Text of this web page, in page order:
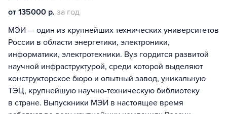
от 135000 р. за год
МЭИ — один из крупнейших технических университетов
России в области энергетики, электроники,
информатики, электротехники. Вуз гордится развитой
научной инфраструктурой, среди которой выделяют
конструкторское бюро и опытный завод, уникальную
ТЭЦ, крупнейшую научно-техническую библиотеку
в стране. Выпускники МЭИ в настоящее время